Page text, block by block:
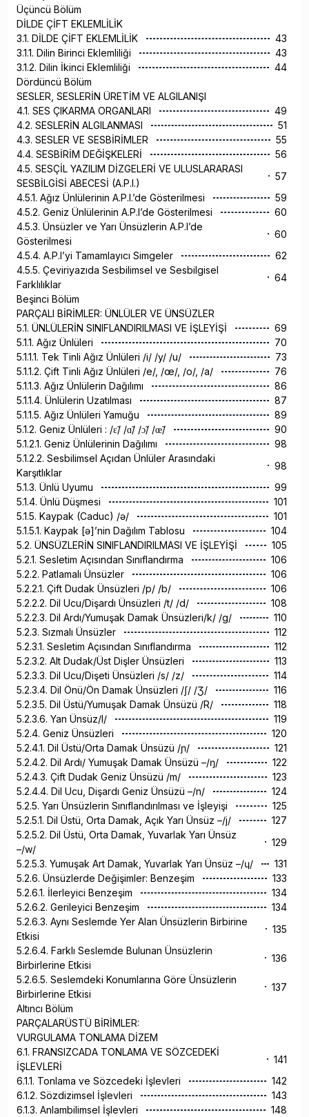
Üçüncü Bölüm
DİLDE ÇİFT EKLEMLİLİK
3.1. DİLDE ÇİFT EKLEMLİLİK
43
3.1.1. Dilin Birinci Eklemliliği
43
3.1.2. Dilin İkinci Eklemliliği
44
Dördüncü Bölüm
SESLER, SESLERİN ÜRETİM VE ALGILANIŞI
4.1. SES ÇIKARMA ORGANLARI
49
4.2. SESLERİN ALGILANMASI
51
4.3. SESLER VE SESBİRİMLER
55
4.4. SESBİRİM DEĞİŞKELERİ
56
4.5. SESÇİL YAZILIM DİZGELERİ VE ULUSLARARASI
SESBİLGİSİ ABECESİ (A.P.I.)
57
4.5.1. Ağız Ünlülerinin A.P.I.’de Gösterilmesi
59
4.5.2. Geniz Ünlülerinin A.P.I’de Gösterilmesi
60
4.5.3. Ünsüzler ve Yarı Ünsüzlerin A.P.I’de
Gösterilmesi
60
4.5.4. A.P.I’yi Tamamlayıcı Simgeler
62
4.5.5. Çeviriyazıda Sesbilimsel ve Sesbilgisel
Farklılıklar
64
Beşinci Bölüm
PARÇALI BİRİMLER: ÜNLÜLER VE ÜNSÜZLER
5.1. ÜNLÜLERİN SINIFLANDIRILMASI VE İŞLEYİŞİ
69
5.1.1. Ağız Ünlüleri
70
5.1.1.1. Tek Tinli Ağız Ünlüleri /i/ /y/ /u/
73
5.1.1.2. Çift Tinli Ağız Ünlüleri /e/, /œ/, /o/, /a/
76
5.1.1.3. Ağız Ünlülerin Dağılımı
86
5.1.1.4. Ünlülerin Uzatılması
87
5.1.1.5. Ağız Ünlüleri Yamuğu
89
5.1.2. Geniz Ünlüleri : /ɛ̃/ /ɑ̃/ /ɔ̃/ /œ̃/
90
5.1.2.1. Geniz Ünlülerinin Dağılımı
98
5.1.2.2. Sesbilimsel Açıdan Ünlüler Arasındaki
Karşıtlıklar
98
5.1.3. Ünlü Uyumu
99
5.1.4. Ünlü Düşmesi
101
5.1.5. Kaypak (Caduc) /ə/
101
5.1.5.1. Kaypak [ə]’nin Dağılım Tablosu
104
5.2. ÜNSÜZLERİN SINIFLANDIRILMASI VE İŞLEYİŞİ
105
5.2.1. Sesletim Açısından Sınıflandırma
106
5.2.2. Patlamalı Ünsüzler
106
5.2.2.1. Çift Dudak Ünsüzleri /p/ /b/
106
5.2.2.2. Dil Ucu/Dişardı Ünsüzleri /t/ /d/
108
5.2.2.3. Dil Ardı/Yumuşak Damak Ünsüzleri/k/ /g/
110
5.2.3. Sızmalı Ünsüzler
112
5.2.3.1. Sesletim Açısından Sınıflandırma
112
5.2.3.2. Alt Dudak/Üst Dişler Ünsüzleri
113
5.2.3.3. Dil Ucu/Dişeti Ünsüzleri /s/ /z/
114
5.2.3.4. Dil Önü/Ön Damak Ünsüzleri /ʃ/ /Ʒ/
116
5.2.3.5. Dil Üstü/Yumuşak Damak Ünsüzü /R/
118
5.2.3.6. Yan Ünsüz/l/
119
5.2.4. Geniz Ünsüzleri
120
5.2.4.1. Dil Üstü/Orta Damak Ünsüzü /ɲ/
121
5.2.4.2. Dil Ardı/ Yumuşak Damak Ünsüzü –/ŋ/
122
5.2.4.3. Çift Dudak Geniz Ünsüzü /m/
123
5.2.4.4. Dil Ucu, Dişardı Geniz Ünsüzü –/n/
124
5.2.5. Yarı Ünsüzlerin Sınıflandırılması ve İşleyişi
125
5.2.5.1. Dil Üstü, Orta Damak, Açık Yarı Ünsüz –/j/
127
5.2.5.2. Dil Üstü, Orta Damak, Yuvarlak Yarı Ünsüz
–/w/
129
5.2.5.3. Yumuşak Art Damak, Yuvarlak Yarı Ünsüz –/ɥ/
131
5.2.6. Ünsüzlerde Değişimler: Benzeşim
133
5.2.6.1. İlerleyici Benzeşim
134
5.2.6.2. Gerileyici Benzeşim
134
5.2.6.3. Aynı Seslemde Yer Alan Ünsüzlerin Birbirine
Etkisi
135
5.2.6.4. Farklı Seslemde Bulunan Ünsüzlerin
Birbirlerine Etkisi
136
5.2.6.5. Seslemdeki Konumlarına Göre Ünsüzlerin
Birbirlerine Etkisi
137
Altıncı Bölüm
PARÇALARÜSTÜ BİRİMLER:
VURGULAMA TONLAMA DİZEM
6.1. FRANSIZCADA TONLAMA VE SÖZCEDEKİ
İŞLEVLERİ
141
6.1.1. Tonlama ve Sözcedeki İşlevleri
142
6.1.2. Sözdizimsel İşlevleri
143
6.1.3. Anlambilimsel İşlevleri
148